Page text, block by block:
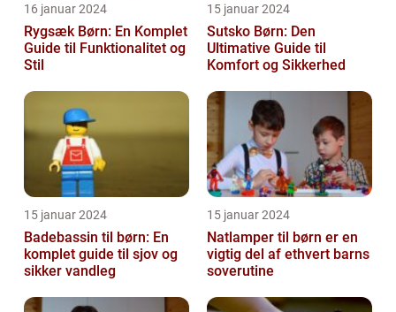
16 januar 2024
Rygsæk Børn: En Komplet
Guide til Funktionalitet og
Stil
15 januar 2024
Sutsko Børn: Den
Ultimative Guide til
Komfort og Sikkerhed
15 januar 2024
Badebassin til børn: En
komplet guide til sjov og
sikker vandleg
15 januar 2024
Natlamper til børn er en
vigtig del af ethvert barns
soverutine